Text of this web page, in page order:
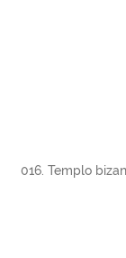
016. Templo